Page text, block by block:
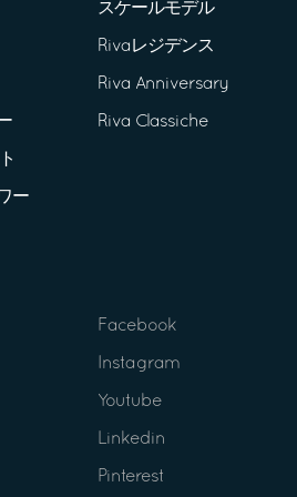
ー
スケールモデル
Rivaレジデンス
Riva Anniversary
Riva Classiche
Facebook
Instagram
Youtube
Linkedin
Pinterest